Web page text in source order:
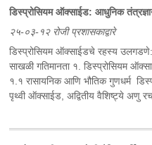
‌डिस्प्रोसियम ऑक्साईड: आधुनिक
२५-०३-१२ रोजी प्रशासकाद्वारे
डिस्प्रोसियम ऑक्साईडचे रहस्य
साखळी गतिमानता ‌१. डिस्प्रोसियम
‌१.१ रासायनिक आणि भौतिक गुणधर्म
पृथ्वी ऑक्साईड, अद्वितीय वैशिष्ट्ये ‌अणु